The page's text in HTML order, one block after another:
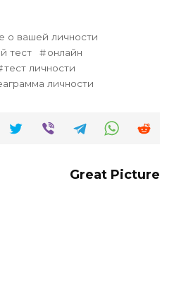
о вашей личности
тест
онлайн
тест личности
личности
Great Picture